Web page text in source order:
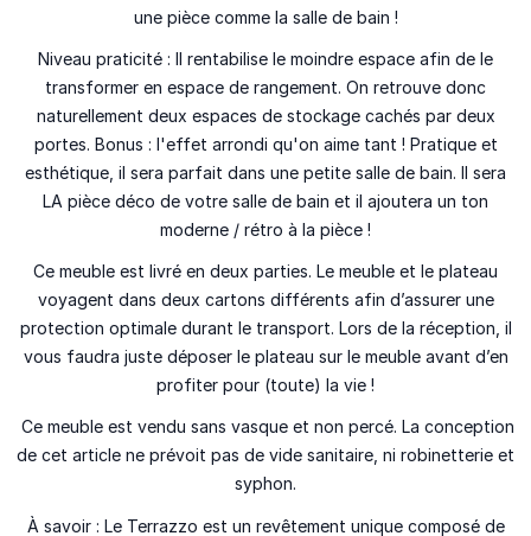
une pièce comme la salle de bain !
Niveau praticité : Il rentabilise le moindre espace afin de le
transformer en espace de rangement. On retrouve donc
naturellement deux espaces de stockage cachés par deux
portes. Bonus : l'effet arrondi qu'on aime tant ! Pratique et
esthétique, il sera parfait dans une petite salle de bain. Il sera
LA pièce déco de votre salle de bain et il ajoutera un ton
moderne / rétro à la pièce !
Ce meuble est livré en deux parties. Le meuble et le plateau
voyagent dans deux cartons différents afin d’assurer une
protection optimale durant le transport. Lors de la réception, il
vous faudra juste déposer le plateau sur le meuble avant d’en
profiter pour (toute) la vie !
Ce meuble est vendu sans vasque et non percé. La conception
de cet article ne prévoit pas de vide sanitaire, ni robinetterie et
syphon.
À savoir : Le Terrazzo est un revêtement unique composé de